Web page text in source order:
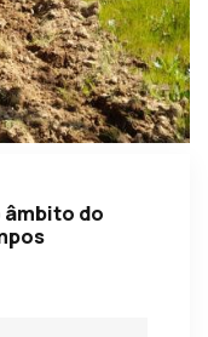
âmbito do